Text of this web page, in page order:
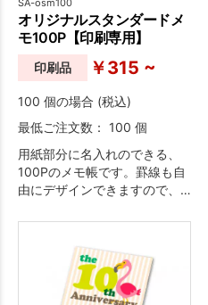
オリジナルスタンダードメ
モ100P【印刷専用】
印刷品 ￥315 ~
100 個の場合 (税込)
最低ご注文数： 100 個
用紙部分に名入れのできる、
100Pのメモ帳です。罫線も自
由にデザインできますので、
カスタマイズは別途お見積り
いたしますので、お気軽にご
相談ください。